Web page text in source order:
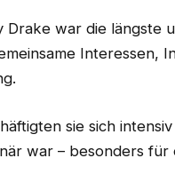
Drake war die längste
Interessen,
sie sich intensiv
war – besonders für